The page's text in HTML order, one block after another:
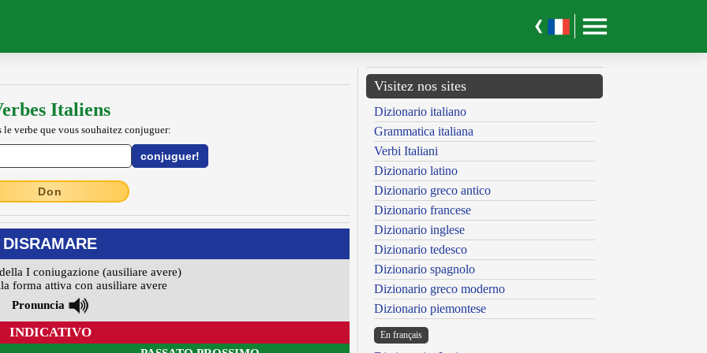
Italiens
le verbe que vous souhaitez conjuguer:
Don
DISRAMARE
I coniugazione (ausiliare avere)
forma attiva con ausiliare avere
Pronuncia
INDICATIVO
Visitez nos sites
Dizionario italiano
Grammatica italiana
Verbi Italiani
Dizionario latino
Dizionario greco antico
Dizionario francese
Dizionario inglese
Dizionario tedesco
Dizionario spagnolo
Dizionario greco moderno
Dizionario piemontese
En français